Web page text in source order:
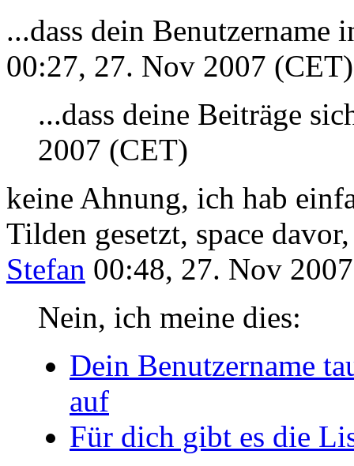
...dass dein Benutzername
00:27, 27. Nov 2007 (CET)
...dass deine Beiträge
2007 (CET)
keine Ahnung, ich hab
Tilden gesetzt, space
Stefan 00:48, 27. Nov
Nein, ich meine dies:
Dein Benutzername
auf
Für dich gibt es die